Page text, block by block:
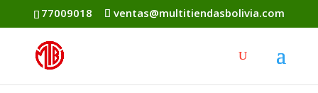
77009018 ventas@multitiendasbolivia.com